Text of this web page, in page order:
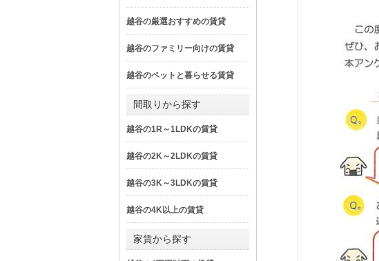
越谷の厳選おすすめの賃貸
越谷のファミリー向けの賃貸
越谷のペットと暮らせる賃貸
間取りから探す
越谷の1R～1LDKの賃貸
越谷の2K～2LDKの賃貸
越谷の3K～3LDKの賃貸
越谷の4K以上の賃貸
家賃から探す